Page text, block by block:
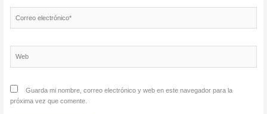
electrónico*
Guarda mi nombre, correo electrónico y web en este navegador para la
próxima vez que comente.